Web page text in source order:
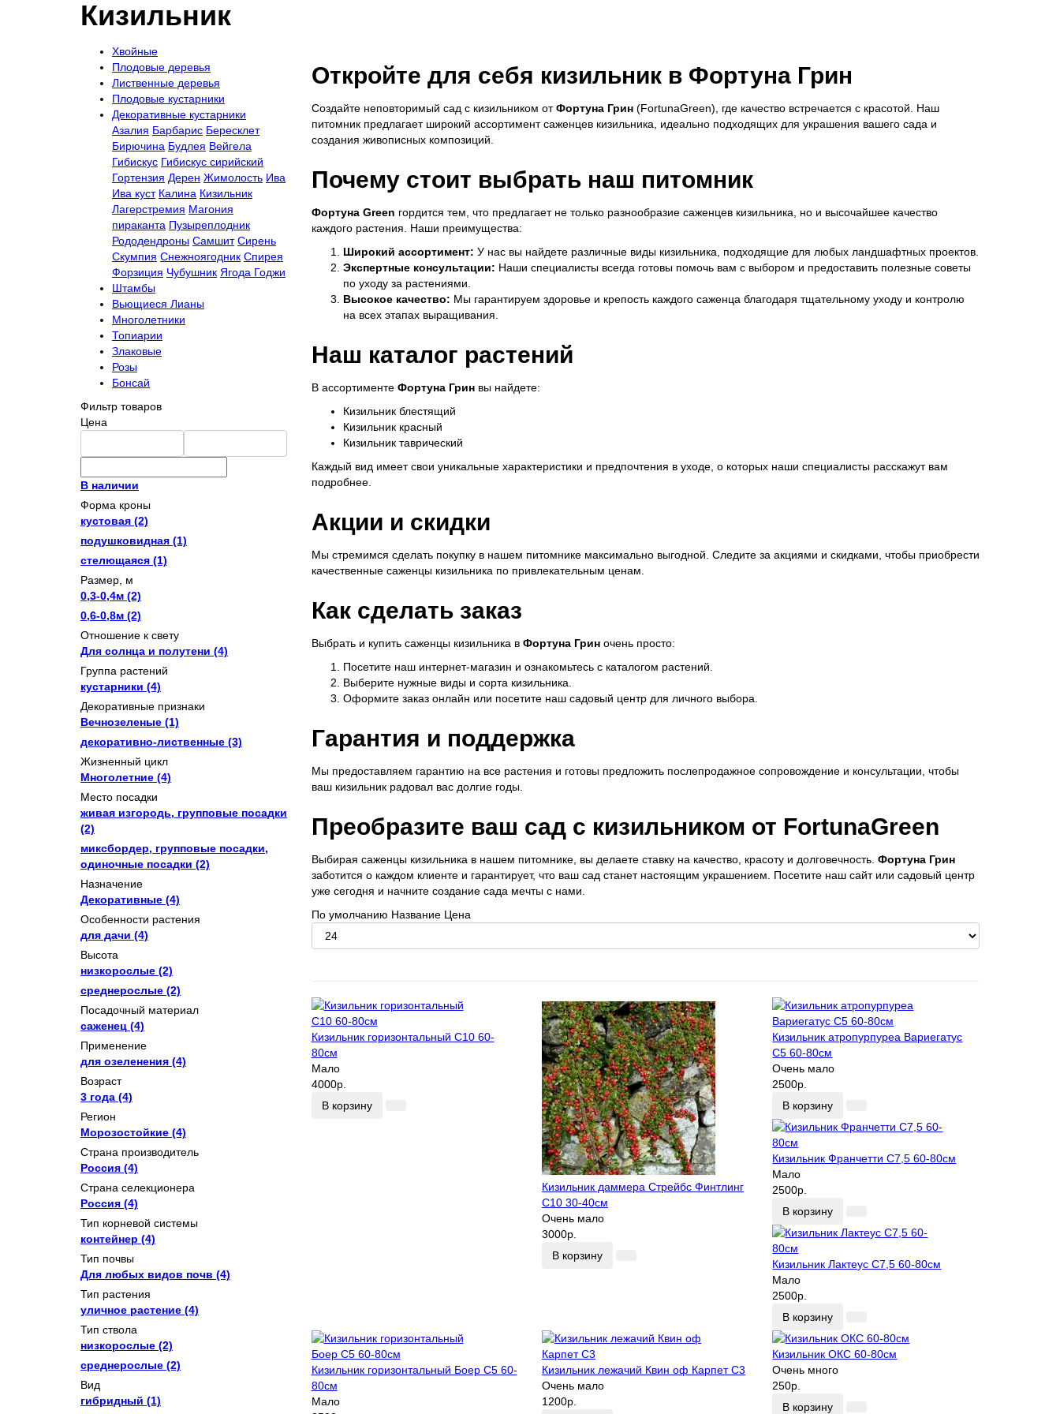
Кизильник
Хвойные
Плодовые деревья
Лиственные деревья
Плодовые кустарники
Декоративные кустарники
Азалия Барбарис Бересклет
Бирючина Будлея Вейгела
Гибискус Гибискус сирийский
Гортензия Дерен Жимолость Ива
Ива куст Калина Кизильник
Лагерстремия Магония
пираканта Пузыреплодник
Рододендроны Самшит Сирень
Скумпия Снежноягодник Спирея
Форзиция Чубушник Ягода Годжи
Штамбы
Вьющиеся Лианы
Многолетники
Топиарии
Злаковые
Розы
Бонсай
Фильтр товаров
Цена
В наличии
Форма кроны
кустовая (2)
подушковидная (1)
стелющаяся (1)
Размер, м
0,3-0,4м (2)
0,6-0,8м (2)
Отношение к свету
Для солнца и полутени (4)
Группа растений
кустарники (4)
Декоративные признаки
Вечнозеленые (1)
декоративно-лиственные (3)
Жизненный цикл
Многолетние (4)
Место посадки
живая изгородь, групповые посадки
(2)
миксбордер, групповые посадки,
одиночные посадки (2)
Назначение
Декоративные (4)
Особенности растения
для дачи (4)
Высота
низкорослые (2)
среднерослые (2)
Посадочный материал
саженец (4)
Применение
для озеленения (4)
Возраст
3 года (4)
Регион
Морозостойкие (4)
Страна производитель
Россия (4)
Страна селекционера
Россия (4)
Тип корневой системы
контейнер (4)
Тип почвы
Для любых видов почв (4)
Тип растения
уличное растение (4)
Тип ствола
низкорослые (2)
среднерослые (2)
Вид
гибридный (1)
Откройте для себя кизильник в Фортуна Грин
Создайте неповторимый сад с кизильником отФортуна Грин(FortunaGreen), где качество встречается с красотой. Наш
питомник предлагает широкий ассортимент саженцев кизильника, идеально подходящих для украшения вашего сада и
создания живописных композиций.
Почему стоит выбрать наш питомник
Фортуна Green гордится тем, что предлагает не только разнообразие саженцев кизильника, но и высочайшее качество
каждого растения. Наши преимущества:
Широкий ассортимент: У нас вы найдете различные виды кизильника, подходящие для любых ландшафтных проектов.
Экспертные консультации: Наши специалисты всегда готовы помочь вам с выбором и предоставить полезные советы
по уходу за растениями.
Высокое качество: Мы гарантируем здоровье и крепость каждого саженца благодаря тщательному уходу и контролю
на всех этапах выращивания.
Наш каталог растений
В ассортименте Фортуна Гринвы найдете:
Кизильник блестящий
Кизильник красный
Кизильник таврический
Каждый вид имеет свои уникальные характеристики и предпочтения в уходе, о которых наши специалисты расскажут вам
подробнее.
Акции и скидки
Мы стремимся сделать покупку в нашем питомнике максимально выгодной. Следите за акциями и скидками, чтобы приобрести
качественные саженцы кизильника по привлекательным ценам.
Как сделать заказ
Выбрать и купить саженцы кизильника в Фортуна Гриночень просто:
Посетите наш интернет-магазин и ознакомьтесь с каталогом растений.
Выберите нужные виды и сорта кизильника.
Оформите заказ онлайн или посетите наш садовый центр для личного выбора.
Гарантия и поддержка
Мы предоставляем гарантию на все растения и готовы предложить послепродажное сопровождение и консультации, чтобы
ваш кизильник радовал вас долгие годы.
Преобразите ваш сад с кизильником от FortunaGreen
Выбирая саженцы кизильника в нашем питомнике, вы делаете ставку на качество, красоту и долговечность. Фортуна Грин
заботится о каждом клиенте и гарантирует, что ваш сад станет настоящим украшением. Посетите наш сайт или садовый центр
уже сегодня и начните создание сада мечты с нами.
По умолчанию Название Цена
Кизильник горизонтальный С10 60-
80см
Мало
4000р.
В корзину
Кизильник даммера Стрейбс Финтлинг
С10 30-40см
Очень мало
3000р.
В корзину
Кизильник атропурпуреа Вариегатус
С5 60-80см
Очень мало
2500р.
В корзину
Кизильник Франчетти С7,5 60-80см
Мало
2500р.
В корзину
Кизильник Лактеус С7,5 60-80см
Мало
2500р.
В корзину
Кизильник горизонтальный Боер С5 60-
80см
Мало
Кизильник лежачий Квин оф Карпет С3
Очень мало
1200р.
Кизильник ОКС 60-80см
Очень много
250р.
В корзину